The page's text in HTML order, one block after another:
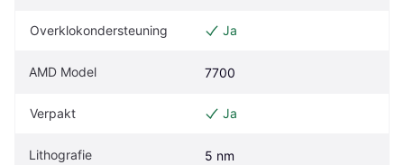
Overklokondersteuning Ja
AMD Model 7700
Verpakt Ja
Lithografie 5 nm